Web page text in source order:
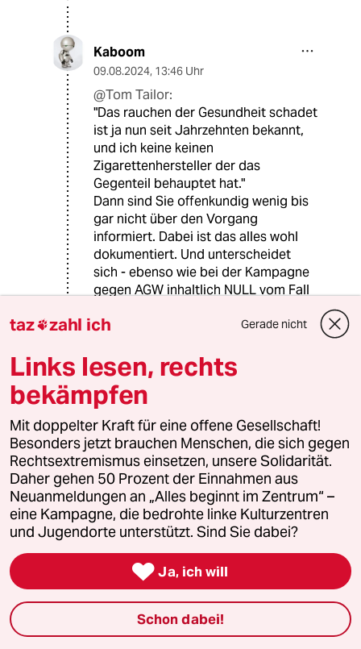
Kaboom
09.08.2024, 13:46 Uhr
@Tom Tailor:
"Das rauchen der Gesundheit schadet
ist ja nun seit Jahrzehnten bekannt,
und ich keine keinen
Zigarettenhersteller der das
Gegenteil behauptet hat."
Dann sind Sie offenkundig wenig bis
gar nicht über den Vorgang
informiert. Dabei ist das alles wohl
dokumentiert. Und unterscheidet
sich - ebenso wie bei der Kampagne
gegen AGW inhaltlich NULL vom Fall
schlichten Faktum, dass die
höher sind.
CB Chris Burner
06.08.2024,19:04 Uhr
PFAS sind auch durch die EU kaum regulierbar.
Immer wenn die EU einzelne verbietet oder den
Gebrauch einschränkt, verändert die Industrie
die Formel leicht. Die ganze
Chemikaliengruppe zu regulieren, scheitert
bisher an der Lobby
Ulrich Haussmann
06.08.2024,18:40 Uhr
taz zahl ich Gerade nicht
Links lesen, rechts
bekämpfen
Mit doppelter Kraft für eine offene Gesellschaft!
Besonders jetzt brauchen Menschen, die sich gegen
Rechtsextremismus einsetzen, unsere Solidarität.
Daher gehen 50 Prozent der Einnahmen aus
Neuanmeldungen an „Alles beginnt im Zentrum“ –
eine Kampagne, die bedrohte linke Kulturzentren
und Jugendorte unterstützt. Sind Sie dabei?
 Ja, ich will
Schon dabei!